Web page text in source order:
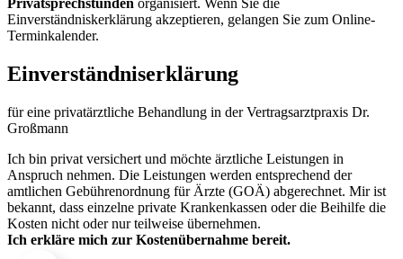
Privatsprechstunden organisiert. Wenn Sie die
Einverständniskerklärung akzeptieren, gelangen Sie zum Online-
Terminkalender.
Einverständnis­erklärung
für eine privatärztliche Behandlung in der Vertragsarztpraxis Dr.
Großmann
Ich bin privat versichert und möchte ärztliche Leistungen in
Anspruch nehmen. Die Leistungen werden entsprechend der
amtlichen Gebührenordnung für Ärzte (GOÄ) abgerechnet. Mir ist
bekannt, dass einzelne private Krankenkassen oder die Beihilfe die
Kosten nicht oder nur teilweise übernehmen.
Ich erkläre mich zur Kostenübernahme bereit.